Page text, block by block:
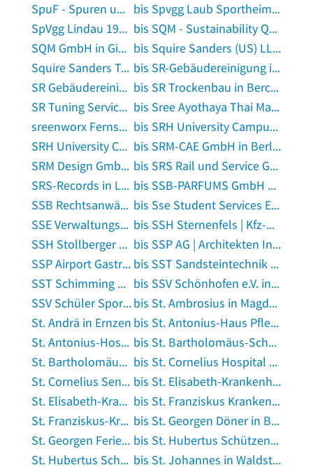
SpuF - Spuren und Fährten GmbH in Langquaid
bis Spvgg Laub Sportheim in Prichsenstadt
SpVgg Lindau 1919 e.V. Vereinsheim in Lindau, Bodensee
bis SQM - Sustainability Quality Management in Hannover
SQM GmbH in Ginsheim-Gustavsburg
bis Squire Sanders (US) LLP Rechtsanwälte Steuerberater in Frankfurt am Main
Squire Sanders Treuhand GmbH in Frankfurt am Main
bis SR-Gebäudereinigung in Salzgitter
SR Gebäudereinigung in Strausberg
bis SR Trockenbau in Berchtesgaden
SR Tuning Service in Eschweiler, Rheinland
bis Sree Ayothaya Thai Massage & Spa in Memmingen
sreenworx Fernsehen Film New Media GmbH in Köln
bis SRH University Campus Hamm in Hamm, Westfalen
SRH University Campus Köln in Köln
bis SRM-CAE GmbH in Berlin
SRM Design GmbH in Bocholt
bis SRS Rail und Service GmbH in Essen, Ruhr
SRS-Records in Ludwigshafen am Rhein
bis SSB-PARFUMS GmbH Kosmetik in Günzburg
SSB Rechtsanwälte in München
bis Sse Student Services Europe Gmbh in Berlin
SSE Verwaltungs-GmbH in Kronach, Oberfranken
bis SSH Sternenfels | Kfz-Sachverständigenbüro Kaiser in Sternenfels
SSH Stollberger Sanitär + Heizungsgroßhandel in Niederdorf bei Stollberg
bis SSP AG | Architekten Ingenieure Integrale Planung in Bochum
SSP Airport Gastronomie Flughafen Berlin-Tegel in Berlin
bis SST Sandsteintechnik GmbH in Vechta
SST Schimming SystemTec in Hainburg, Hessen
bis SSV Schönhofen e.V. in Nittendorf
SSV Schüler Sportverein Hamburg e.V. in Herzberg am Harz
bis St. Ambrosius in Magdeburg
St. Andrä in Ernzen
bis St. Antonius-Haus Pflegeheim in Schöppingen
St. Antonius-Hospital gGmbH in Kleve, Niederrhein
bis St. Bartholomäus-Schützen- bruderschaft Tietelsen e. V. Gisbert Waldeyer in Beverungen
St. Bartholomäus Senne Kindertagesstätte in Bielefeld
bis St. Cornelius Hospital Dülken in Viersen
St. Cornelius Seniorenhaus in Viersen
bis St. Elisabeth-Krankenhaus GmbH Köln-Hohenlind, Krankenpflegeschule in Köln
St. Elisabeth-Krankenhaus GmbH Köln-Hohenlind, Medizinische Klinik Prof. Dr. Ch. Pohl in Köln
bis St. Franziskus Krankenhaus in Aachen
St. Franziskus-Krankenhaus Eitorf GmbH in Eitorf
bis St. Georgen Döner in Bayreuth
St. Georgen Ferienhaus in Wismar, Mecklenburg
bis St. Hubertus Schützen- Bruderschaft Hemmersbach 1875 Hermann Steven in Kerpen, Rheinland
St. Hubertus Schützenbruder- schaft Köln-Bickendorf e.V. in Köln
bis St. Johannes in Waldstetten, Württemberg